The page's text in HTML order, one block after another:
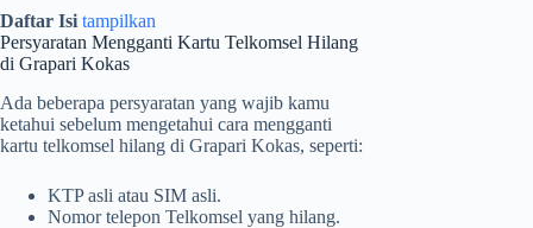
Daftar Isi tampilkan
Persyaratan Mengganti Kartu Telkomsel Hilang
di Grapari Kokas
Ada beberapa persyaratan yang wajib kamu
ketahui sebelum mengetahui cara mengganti
kartu telkomsel hilang di Grapari Kokas, seperti:
KTP asli atau SIM asli.
Nomor telepon Telkomsel yang hilang.